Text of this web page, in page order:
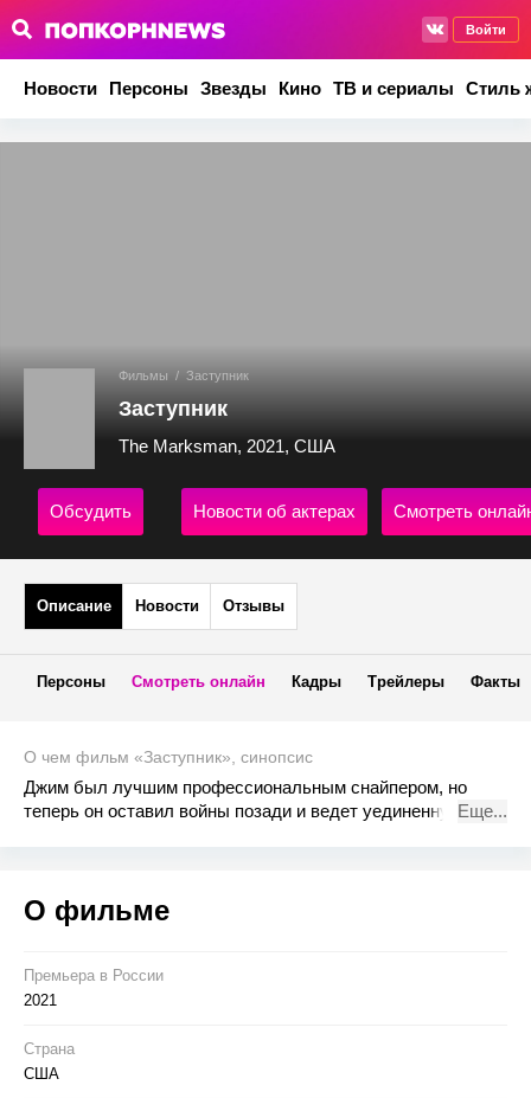
Войти
Новости Персоны Звезды Кино ТВ и сериалы Стиль
Фильмы / Заступник
Заступник
The Marksman, 2021, США
Обсудить Новости об актерах Смотреть
Описание Новости Отзывы
Персоны Смотреть онлайн Кадры Трейлеры Факты
О чем фильм «Заступник», синопсис
Джим был лучшим профессиональным снайпером, но
теперь он оставил войны позади и ведет уединенную
С этого момента Джиму предстоит в одиночку
противостоять киллерам, используя все свои боевые
Еще...
О фильме
Премьера в Росcии
2021
Страна
США